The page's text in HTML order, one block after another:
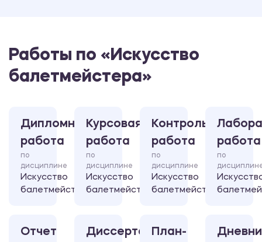
Работы по «Искусство
балетмейстера»
Дипломная
работа
по
дисциплине
Искусство
балетмейстера
Курсовая
работа
по
дисциплине
Искусство
балетмейстера
Контрольная
работа
по
дисциплине
Искусство
балетмейстера
работа
по
Отчет
ДиссертацияПлан-